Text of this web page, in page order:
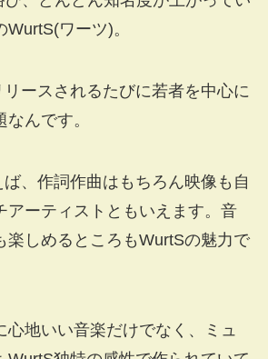
ワーツ)。
ースされるたびに若者を中心に
なんです。
ば、作詞作曲はもちろん映像も自
アーティストともいえます。音
楽しめるところもWurtSの魅力で
心地いい音楽だけでなく、ミュ